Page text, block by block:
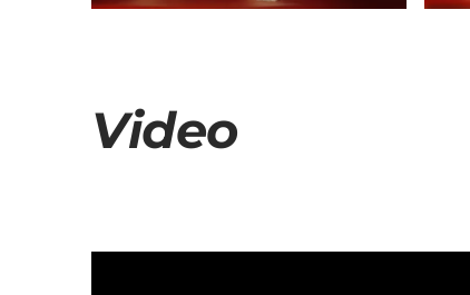
Video